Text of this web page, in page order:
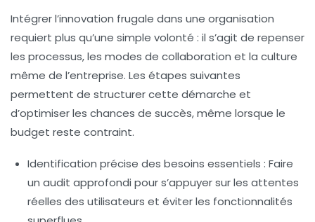
Intégrer l’innovation frugale dans une organisation
requiert plus qu’une simple volonté : il s’agit de repenser
les processus, les modes de collaboration et la culture
même de l’entreprise. Les étapes suivantes
permettent de structurer cette démarche et
d’optimiser les chances de succès, même lorsque le
budget reste contraint.
Identification précise des besoins essentiels : Faire
un audit approfondi pour s’appuyer sur les attentes
réelles des utilisateurs et éviter les fonctionnalités